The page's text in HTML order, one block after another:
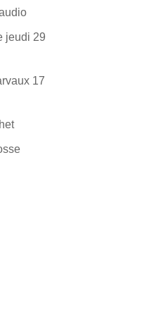
jeudi 29
17